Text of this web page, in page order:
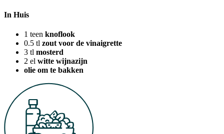
In Huis
1 teen knoflook
0.5 tl zout voor de vinaigrette
3 tl mosterd
2 el witte wijnazijn
olie om te bakken